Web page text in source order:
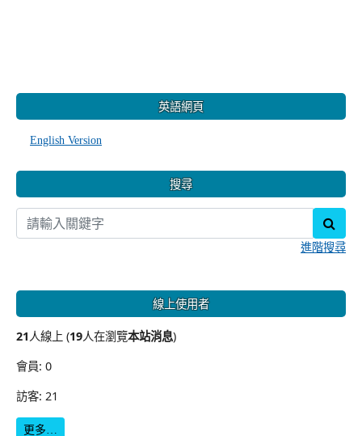
英語網頁
English Version
搜尋
進階搜尋
線上使用者
21人線上 (19人在瀏覽本站消息)
會員: 0
訪客: 21
更多…